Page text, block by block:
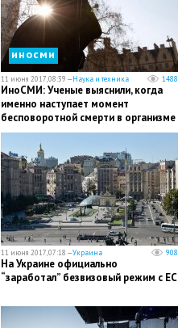
иносми
11 июня 2017, 08:39 —Наука и техника 1488
ИноСМИ: Ученые выяснили, когда
именно наступает момент
бесповоротной смерти в организме
11 июня 2017, 07:18 —Украина 908
На Украине официально
“заработал” безвизовый режим с ЕС